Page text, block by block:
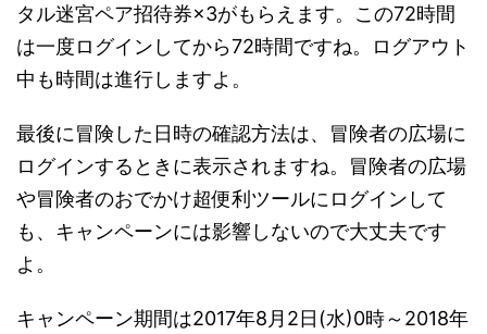
タル迷宮ペア招待券×3がもらえます。この72時間
は一度ログインしてから72時間ですね。ログアウト
中も時間は進行しますよ。
最後に冒険した日時の確認方法は、冒険者の広場に
ログインするときに表示されますね。冒険者の広場
や冒険者のおでかけ超便利ツールにログインして
も、キャンペーンには影響しないので大丈夫です
よ。
キャンペーン期間は2017年8月2日(水)0時～2018年